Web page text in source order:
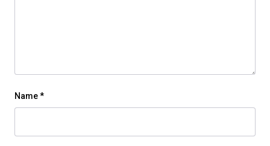
Name*